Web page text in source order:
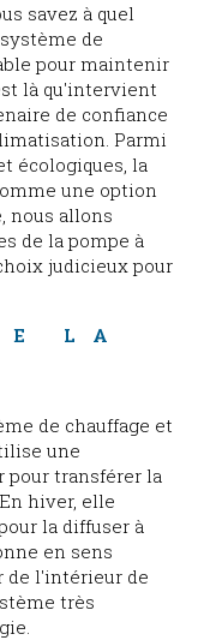
savez à quel
de
pour maintenir
là qu'intervient
de confiance
Parmi
écologiques, la
une option
nous allons
de la pompe à
judicieux pour
LA
de chauffage et
une
pour transférer la
hiver, elle
la diffuser à
en sens
de l'intérieur de
très